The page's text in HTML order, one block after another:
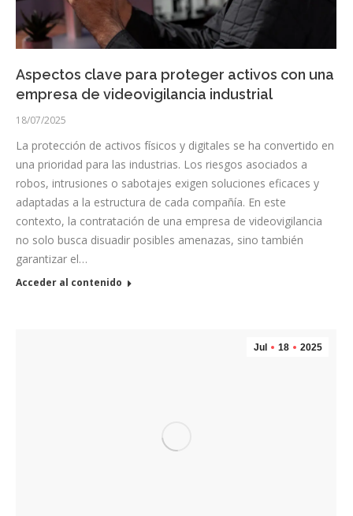
Aspectos clave para proteger activos con una
empresa de videovigilancia industrial
18/07/2025
La protección de activos físicos y digitales se ha convertido en
una prioridad para las industrias. Los riesgos asociados a
robos, intrusiones o sabotajes exigen soluciones eficaces y
adaptadas a la estructura de cada compañía. En este
contexto, la contratación de una empresa de videovigilancia
no solo busca disuadir posibles amenazas, sino también
garantizar el…
Acceder al contenido
Jul 18 2025